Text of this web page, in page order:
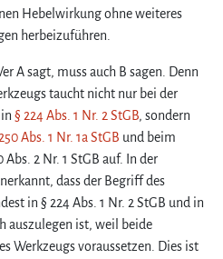
Hebelwirkung ohne weiteres
herbeizuführen.
A sagt, muss auch B sagen. Denn
taucht nicht nur bei der
§ 224 Abs. 1 Nr. 2 StGB, sondern
Abs. 1 Nr. 1a StGB und beim
Abs. 2 Nr. 1 StGB auf. In der
dass der Begriff des
in § 224 Abs. 1 Nr. 2 StGB und in
auszulegen ist, weil beide
Werkzeugs voraussetzen. Dies ist